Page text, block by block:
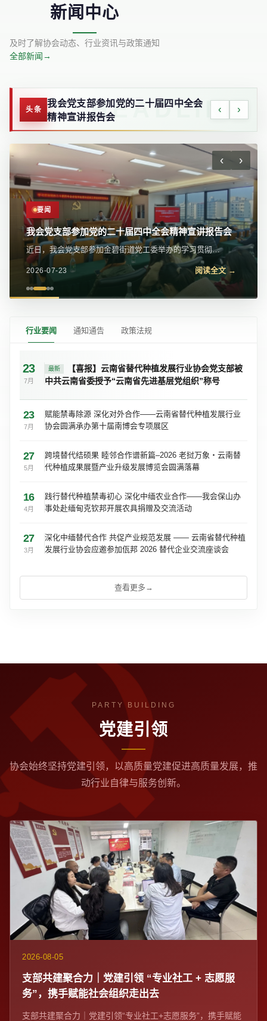
新闻中心
及时了解协会动态、行业资讯与政策通知
全部新闻 →
头条
携手共进 初心如磐-云南省替代种植发
展行业协会第五届会员大会在昆召开
‹ ›
要闻
我会党支部参加党的二十届四中全会精神宣讲报告会
近日，我会党支部参加金碧街道党工委举办的学习贯彻党
的二十届四中全会精神宣讲报告会。区委宣传部常务副部
长、区委网信办主任苏学峰带队宣讲，社区党委、...
2026-07-23 阅读全文 →
‹ ›
行业要闻 通知通告 政策法规
23
7月
最新
【喜报】云南省替代种植发展行业协会党支部被
中共云南省委授予“云南省先进基层党组织”称号
23
7月
赋能禁毒除源 深化对外合作——云南省替代种植发展行业
协会圆满承办第十届南博会专项展区
27
5月
跨境替代结硕果 睦邻合作谱新篇–2026 老挝万象・云南替
代种植成果展暨产业升级发展博览会圆满落幕
16
4月
践行替代种植禁毒初心 深化中缅农业合作——我会保山办
事处赴缅甸克钦邦开展农具捐赠及交流活动
27
3月
深化中缅替代合作 共促产业规范发展 —— 云南省替代种植
发展行业协会应邀参加佤邦 2026 替代企业交流座谈会
查看更多 →
党建引领
协会始终坚持党建引领，以高质量党建促进高质量发展，推
动行业自律与服务创新。
2026-08-05
支部共建聚合力｜党建引领 “专业社工 + 志愿服
务”，携手赋能社会组织走出去
支部共建聚合力｜党建引领“专业社工+志愿服务”，携手赋能